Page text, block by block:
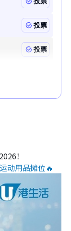
！
动用品摊位🔥